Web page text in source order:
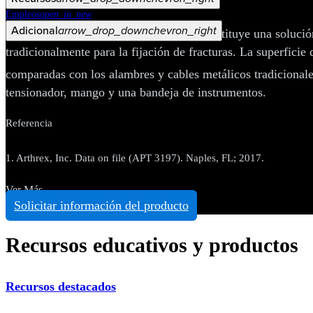
Empleosopen_in_new
Adicionalarrow_drop_downchevron_right
Ver Más
El sistema de refuerzo con FiberTape constituye una
tradicionalmente para la fijación de fracturas. La
comparadas con los alambres y cables metálicos
tensionador, mango y una bandeja de instrumentos.
Referencia
1. Arthrex, Inc. Data on file (APT 3197). Naples, FL; 2017.
Ver Más
Solicitar información del producto
Recursos educativos y productos
Recursos destacados